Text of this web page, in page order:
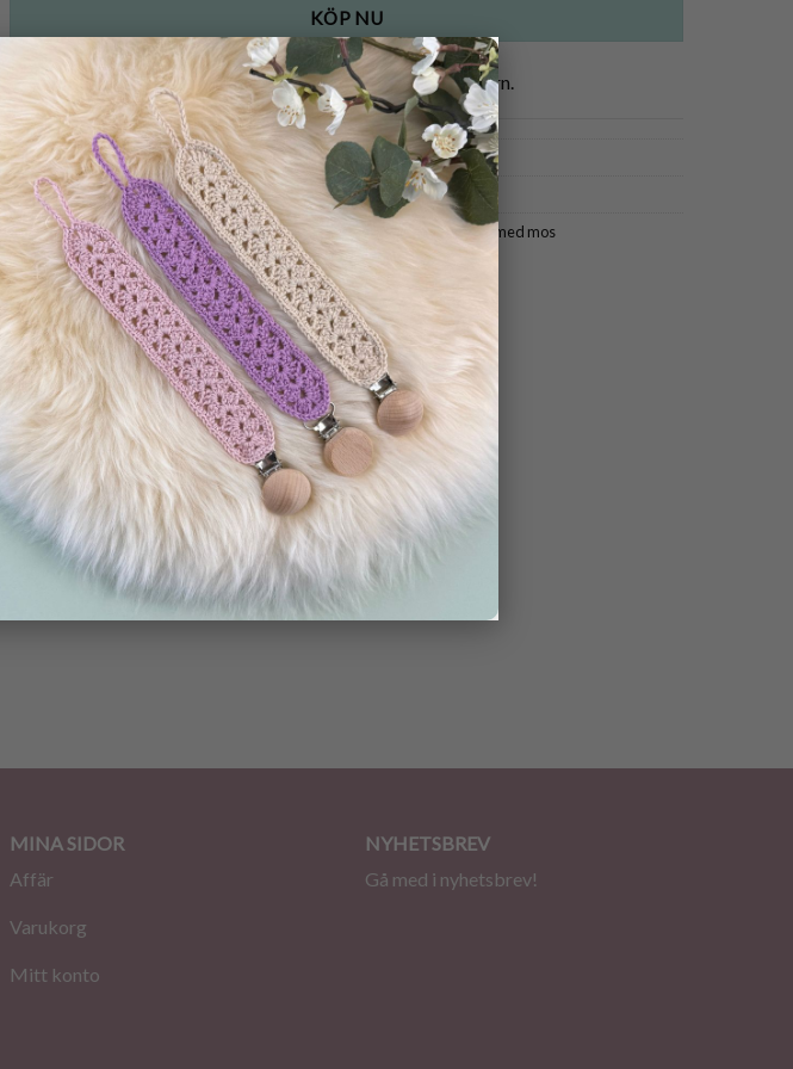
×
KÖP NU
Virkade köttbullar med två moskulor, handvirkade i akrylgarn.
Artikelnr:502
Kategori:Virkad mat
Etiketter:virkad leksak,virkad mat,virkade köttbullar , virkade köttbullar med mos
Dela:
RECENSIONER (0)
MINA SIDOR
Affär
Varukorg
Mitt konto
NYHETSBREV
Gå med i nyhetsbrev!